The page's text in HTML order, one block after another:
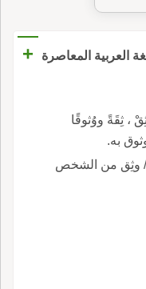
العربية المعاصرة +
، ثِقَةً ووُثوقًا
به.
وثِق من الشخص